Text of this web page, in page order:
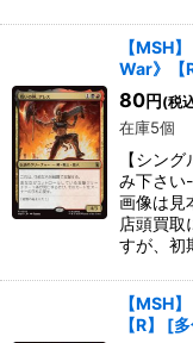
【MSH
War》【R
80円 (税
在庫5個
【シン
み下さい
画像は見
店頭買取
すが、初
【MSH
【R】
[